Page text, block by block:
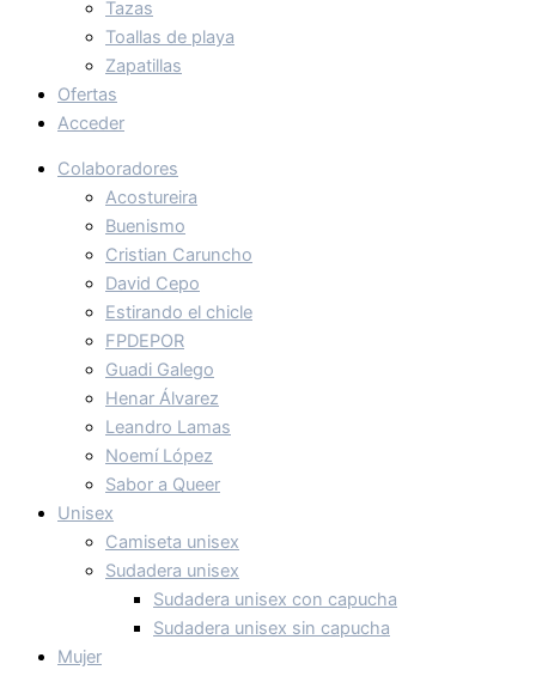
Tazas
Toallas de playa
Zapatillas
Ofertas
Acceder
Colaboradores
Acostureira
Buenismo
Cristian Caruncho
David Cepo
Estirando el chicle
FPDEPOR
Guadi Galego
Henar Álvarez
Leandro Lamas
Noemí López
Sabor a Queer
Unisex
Camiseta unisex
Sudadera unisex
Sudadera unisex con capucha
Sudadera unisex sin capucha
Mujer